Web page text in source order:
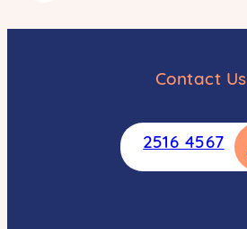
Email
Contact Us
2516 4567